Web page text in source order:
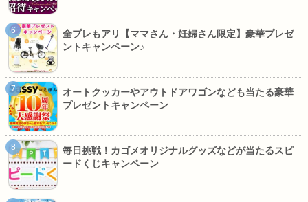
全プレもアリ【ママさん・妊婦さん限定】豪華プレゼ
ントキャンペーン♪
オートクッカーやアウトドアワゴンなども当たる豪華
プレゼントキャンペーン
毎日挑戦！カゴメオリジナルグッズなどが当たるスピ
ードくじキャンペーン